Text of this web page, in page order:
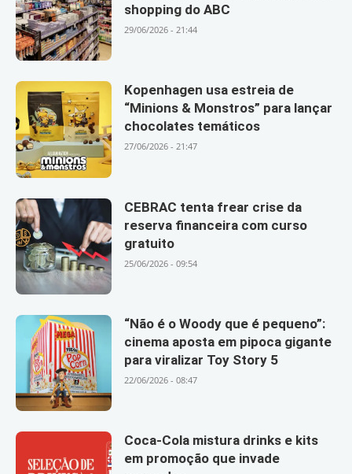
shopping do ABC
29/06/2026 - 21:44
Kopenhagen usa estreia de
“Minions & Monstros” para lançar
chocolates temáticos
27/06/2026 - 21:47
CEBRAC tenta frear crise da
reserva financeira com curso
gratuito
25/06/2026 - 09:54
“Não é o Woody que é pequeno”:
cinema aposta em pipoca gigante
para viralizar Toy Story 5
22/06/2026 - 08:47
Coca-Cola mistura drinks e kits
em promoção que invade